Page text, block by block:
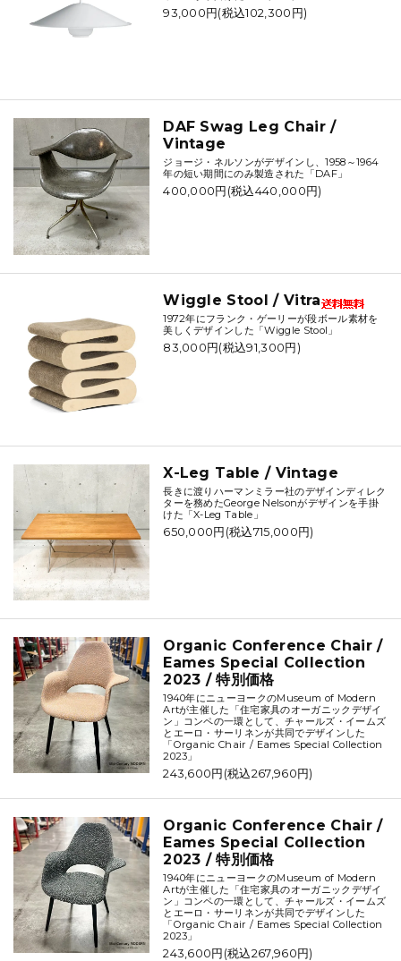
93,000円(税込102,300円)
DAF Swag Leg Chair /
Vintage
ジョージ・ネルソンがデザインし、1958～1964
年の短い期間にのみ製造された「DAF」
400,000円(税込440,000円)
Wiggle Stool / Vitra
1972年にフランク・ゲーリーが段ボール素材を
美しくデザインした「Wiggle Stool」
83,000円(税込91,300円)
X-Leg Table / Vintage
長きに渡りハーマンミラー社のデザインディレク
ターを務めたGeorge Nelsonがデザインを手掛
けた「X-Leg Table」
650,000円(税込715,000円)
Organic Conference Chair /
Eames Special Collection
2023 / 特別価格
1940年にニューヨークのMuseum of Modern
Artが主催した「住宅家具のオーガニックデザイ
ン」コンペの一環として、チャールズ・イームズ
とエーロ・サーリネンが共同でデザインした
「Organic Chair / Eames Special Collection
2023」
243,600円(税込267,960円)
Organic Conference Chair /
Eames Special Collection
2023 / 特別価格
1940年にニューヨークのMuseum of Modern
Artが主催した「住宅家具のオーガニックデザイ
ン」コンペの一環として、チャールズ・イームズ
とエーロ・サーリネンが共同でデザインした
「Organic Chair / Eames Special Collection
2023」
243,600円(税込267,960円)